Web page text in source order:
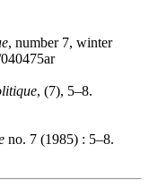
, number 7, winter
, (7), 5–8.
no. 7 (1985) : 5–8.